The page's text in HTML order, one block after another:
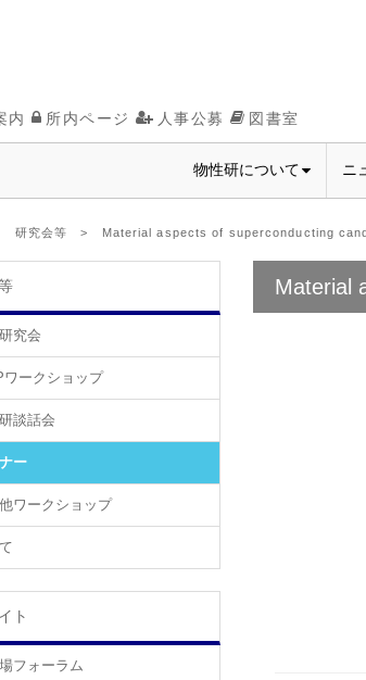
内 所内ページ 人事公募 図書室
物性研について ニ
研究会等 > Material aspects of superconducting
究会
ワークショップ
談話会
ー
ワークショップ
ト
フォーラム
Material